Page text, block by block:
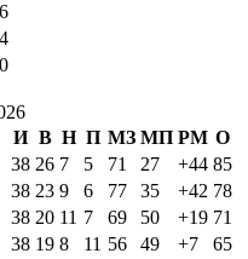
6
4
0
И В Н П МЗ МП РМ О
38 26 7 5 71 27 +44 85
38 23 9 6 77 35 +42 78
38 20 11 7 69 50 +19 71
38 19 8 11 56 49 +7
65